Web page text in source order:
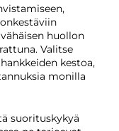
huollon
Valitse
kestoa,
monilla
suorituskykyä